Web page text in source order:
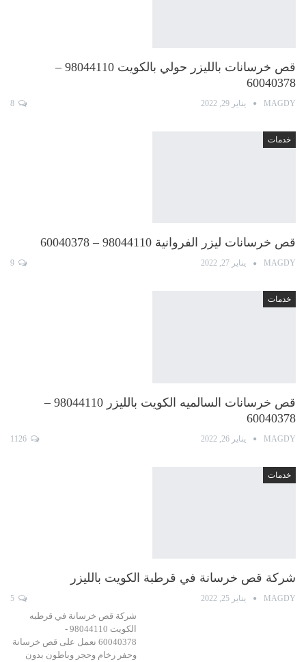
قص خرسانات بالليزر حولي بالكويت 98044110 –
60040378
MAGDY يناير 29, 2022
خدمات
قص خرسانات ليزر الفروانية 98044110 – 60040378
MAGDY يناير 27, 2022
خدمات
قص خرسانات السالميه الكويت بالليزر 98044110 –
60040378
MAGDY يناير 26, 2022
خدمات
شركة قص خرسانة في قرطبة الكويت بالليزر
MAGDY يناير 25, 2022
شركة قص خرسانة في قرطبه
الكويت 98044110 -
60040378 نعمل على قص خرسانة
وحفر رخام وحجر وباطون بدون